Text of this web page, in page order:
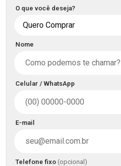
O que você deseja?
Quero Comprar
Nome
Celular / WhatsApp
E-mail
Telefone fixo (opcional)